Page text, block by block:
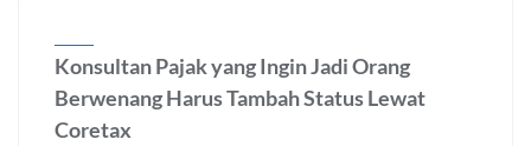
Konsultan Pajak yang Ingin Jadi Orang
Berwenang Harus Tambah Status Lewat
Coretax